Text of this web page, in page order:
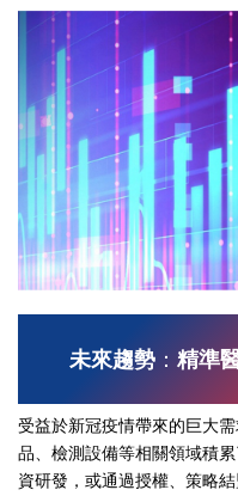
未來趨勢： 精準
受益於新冠疫情帶來的巨大
品、檢測設備等相關領域積
資研發，或通過授權、策略